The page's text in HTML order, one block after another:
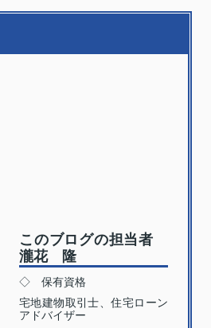
このブログの担当者
瀧花 隆
◇ 保有資格
宅地建物取引士、住宅ローン
アドバイザー